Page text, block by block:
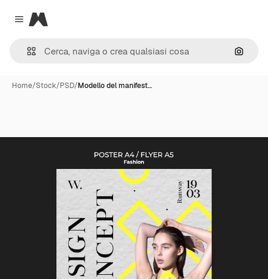
Close menu
Magnific
Cerca
Home/Stock/PSD/Modello del manifest…